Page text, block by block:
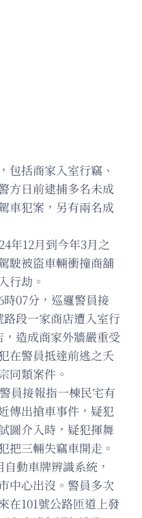
包括商家入室行竊、
方日前逮捕多名未成
車犯案，另有兩名成
年12月到今年3月之
駛被盜車輛衝撞商舖
行劫。
07分，巡邏警員接
段一家商店遭入室行
造成商家外牆嚴重受
在警員抵達前逃之夭
同類案件。
員接報指一棟民宅有
傳出搶車事件，疑犯
圖介入時，疑犯揮舞
把三輛失竊車開走。
動車牌辨識系統，
中心出沒。警員多次
在101號公路匝道上發